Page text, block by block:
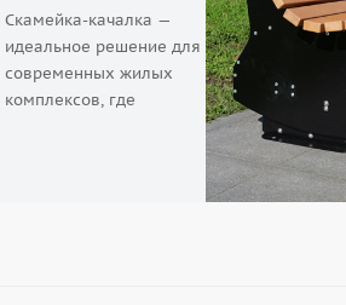
Скамейка-качалка —
идеальное решение для
современных жилых
комплексов, где
молодые семьи с детьми.